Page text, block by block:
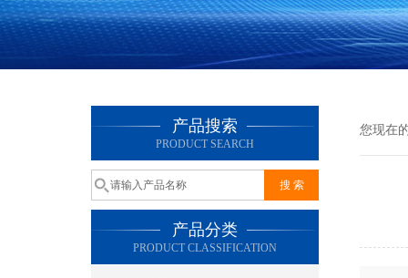
产品搜索
PRODUCT SEARCH
产品分类
PRODUCT CLASSIFICATION
您现在